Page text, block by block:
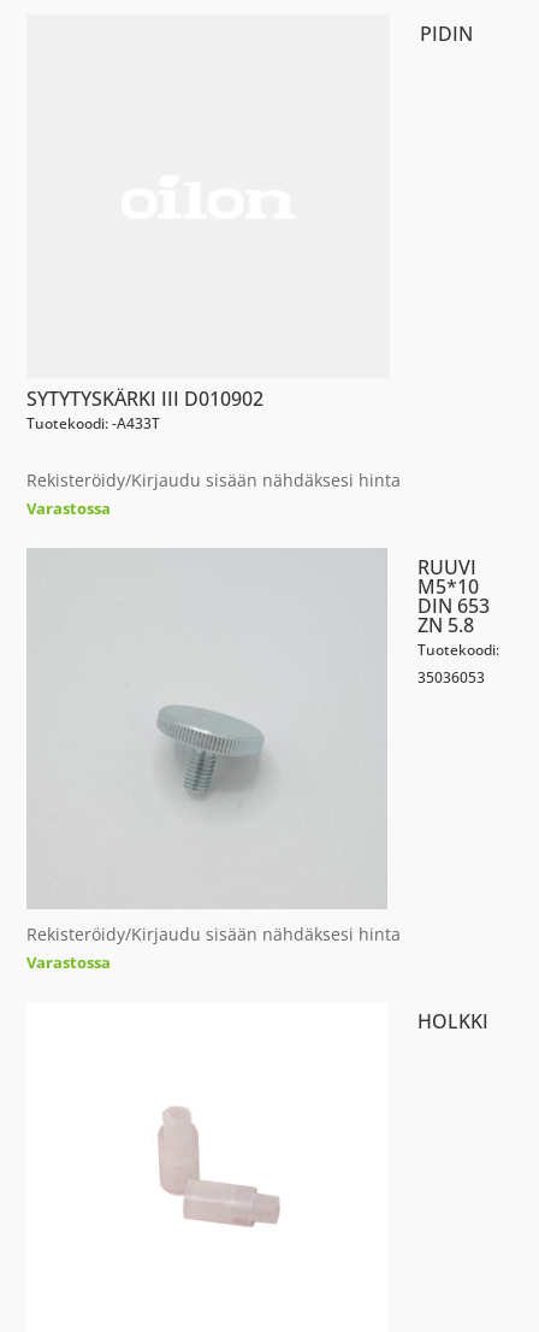
PIDIN
SYTYTYSKÄRKI III D010902
Tuotekoodi: -A433T
Rekisteröidy/Kirjaudu sisään nähdäksesi hinta
Varastossa
RUUVI
M5*10
DIN 653
ZN 5.8
Tuotekoodi:
35036053
Rekisteröidy/Kirjaudu sisään nähdäksesi hinta
Varastossa
HOLKKI